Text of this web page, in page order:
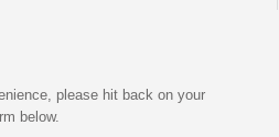
please hit back on your
below.